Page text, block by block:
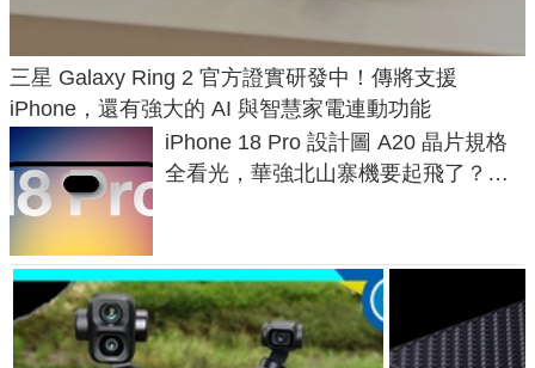
三星 Galaxy Ring 2 官方證實研發中！傳將支援
iPhone，還有強大的 AI 與智慧家電連動功能
iPhone 18 Pro 設計圖 A20 晶片規格
全看光，華強北山寨機要起飛了？專